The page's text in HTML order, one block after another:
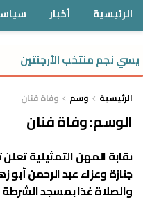
الرئيسية أخبار
نجم منتخب الأرجنتين
الرئيسية وسم وفاة فنان
الوسم:وفاة فنان
نقابة المهن التمثيلية
جنازة وعزاء عبد الرحمن أبو
والصلاة غدًا بمسجد الشرطة